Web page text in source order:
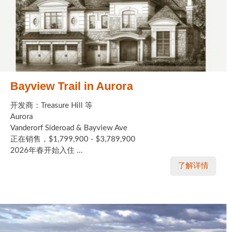
Bayview Trail in Aurora
开发商：Treasure Hill 等
Aurora
Vanderorf Sideroad & Bayview Ave
正在销售，$1,799,900 - $3,789,900
2026年春开始入住 ...
了解详情